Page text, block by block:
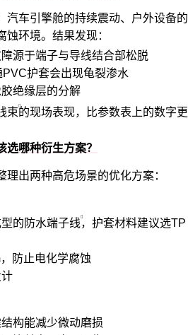
汽车引擎舱的持续震动、户外设备的
环境。结果发现：
源于端子与导线结合部松脱
护套会出现龟裂渗水
绝缘层的分解
束的现场表现，比参数表上的数字更
选哪种衍生方案？
出两种高危场景的优化方案：
的 防水端子线，护套材料建议选TP
防止电化学腐蚀
构能减少微动磨损